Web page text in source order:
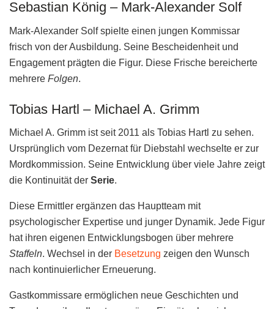
Sebastian König – Mark-Alexander Solf
Mark-Alexander Solf spielte einen jungen Kommissar
frisch von der Ausbildung. Seine Bescheidenheit und
Engagement prägten die Figur. Diese Frische bereicherte
mehrere Folgen.
Tobias Hartl – Michael A. Grimm
Michael A. Grimm ist seit 2011 als Tobias Hartl zu sehen.
Ursprünglich vom Dezernat für Diebstahl wechselte er zur
Mordkommission. Seine Entwicklung über viele Jahre zeigt
die Kontinuität der Serie.
Diese Ermittler ergänzen das Hauptteam mit
psychologischer Expertise und junger Dynamik. Jede Figur
hat ihren eigenen Entwicklungsbogen über mehrere
Staffeln. Wechsel in der Besetzung zeigen den Wunsch
nach kontinuierlicher Erneuerung.
Gastkommissare ermöglichen neue Geschichten und